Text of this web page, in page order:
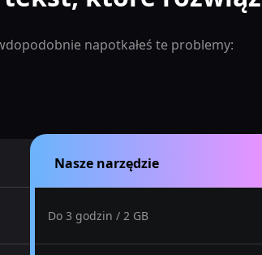
napotkałeś te problemy:
Nasze narzędzie
Do 3 godzin / 2 GB